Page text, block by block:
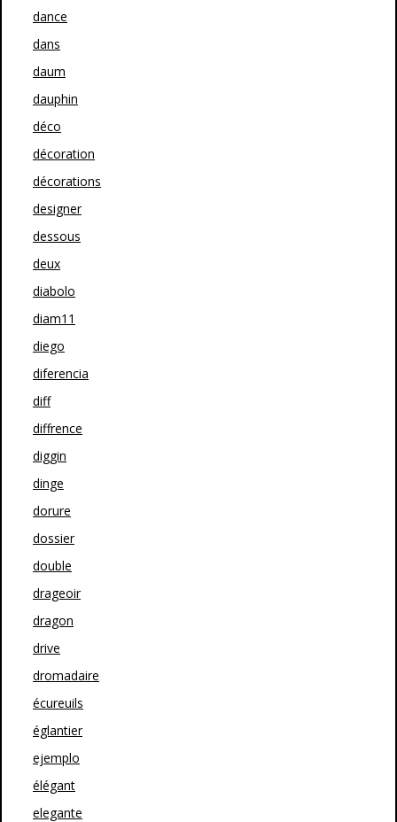
dance
dans
daum
dauphin
déco
décoration
décorations
designer
dessous
deux
diabolo
diam11
diego
diferencia
diff
diffrence
diggin
dinge
dorure
dossier
double
drageoir
dragon
drive
dromadaire
écureuils
églantier
ejemplo
élégant
elegante